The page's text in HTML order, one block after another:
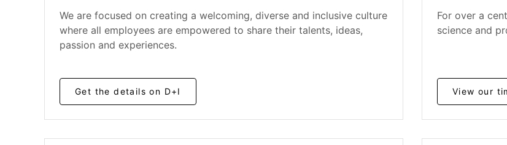
We are focused on creating a welcoming, diverse and inclusive culture
where all employees are empowered to share their talents, ideas,
passion and experiences.
Get the details on D+I
For over a
science and
View our